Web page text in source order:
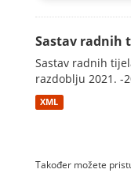
Sastav radnih
Sastav radnih
razdoblju 2021. -
XML
Također možete